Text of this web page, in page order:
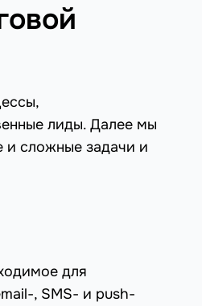
лиды. Далее мы
и сложные задачи и
для
, SMS- и push-